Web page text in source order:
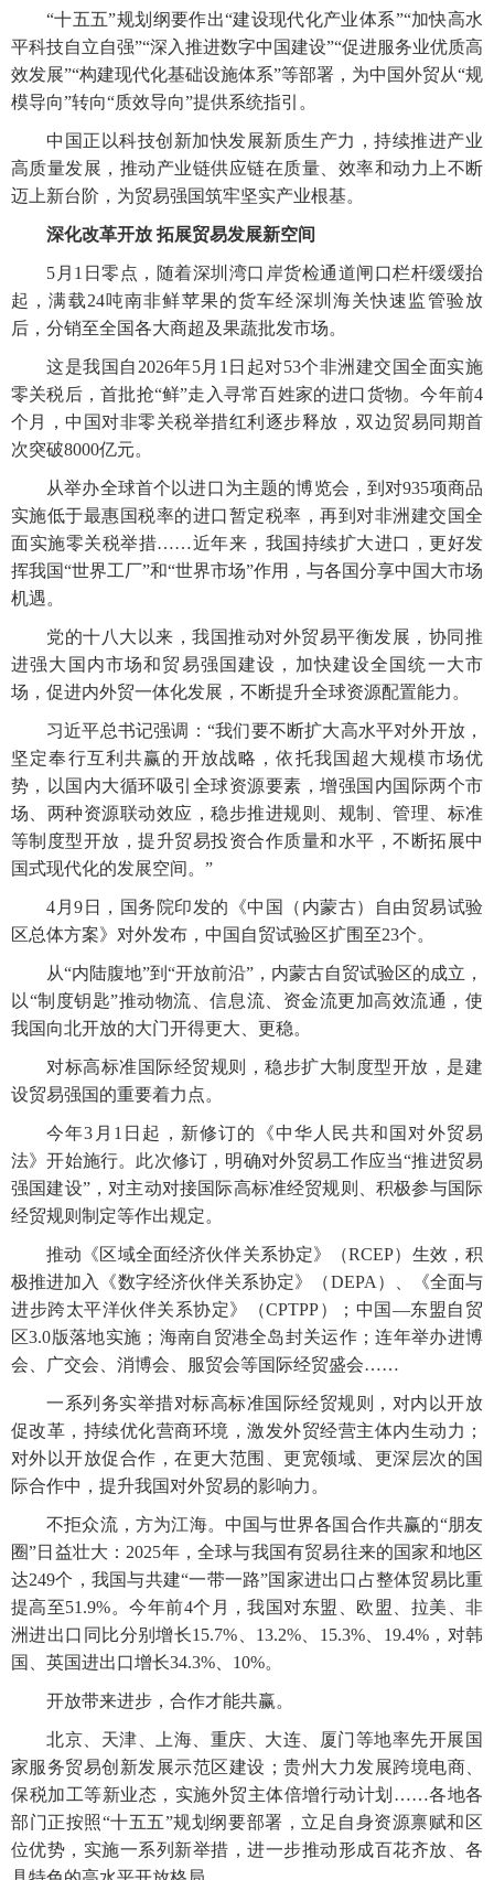
“十五五”规划纲要作出“建设现代化产业体系”“加快高水
平科技自立自强”“深入推进数字中国建设”“促进服务业优质高
效发展”“构建现代化基础设施体系”等部署，为中国外贸从“规
模导向”转向“质效导向”提供系统指引。
中国正以科技创新加快发展新质生产力，持续推进产业
高质量发展，推动产业链供应链在质量、效率和动力上不断
迈上新台阶，为贸易强国筑牢坚实产业根基。
深化改革开放 拓展贸易发展新空间
5月1日零点，随着深圳湾口岸货检通道闸口栏杆缓缓抬
起，满载24吨南非鲜苹果的货车经深圳海关快速监管验放
后，分销至全国各大商超及果蔬批发市场。
这是我国自2026年5月1日起对53个非洲建交国全面实施
零关税后，首批抢“鲜”走入寻常百姓家的进口货物。今年前4
个月，中国对非零关税举措红利逐步释放，双边贸易同期首
次突破8000亿元。
从举办全球首个以进口为主题的博览会，到对935项商品
实施低于最惠国税率的进口暂定税率，再到对非洲建交国全
面实施零关税举措……近年来，我国持续扩大进口，更好发
挥我国“世界工厂”和“世界市场”作用，与各国分享中国大市场
机遇。
党的十八大以来，我国推动对外贸易平衡发展，协同推
进强大国内市场和贸易强国建设，加快建设全国统一大市
场，促进内外贸一体化发展，不断提升全球资源配置能力。
习近平总书记强调：“我们要不断扩大高水平对外开放，
坚定奉行互利共赢的开放战略，依托我国超大规模市场优
势，以国内大循环吸引全球资源要素，增强国内国际两个市
场、两种资源联动效应，稳步推进规则、规制、管理、标准
等制度型开放，提升贸易投资合作质量和水平，不断拓展中
国式现代化的发展空间。”
4月9日，国务院印发的《中国（内蒙古）自由贸易试验
区总体方案》对外发布，中国自贸试验区扩围至23个。
从“内陆腹地”到“开放前沿”，内蒙古自贸试验区的成立，
以“制度钥匙”推动物流、信息流、资金流更加高效流通，使
我国向北开放的大门开得更大、更稳。
对标高标准国际经贸规则，稳步扩大制度型开放，是建
设贸易强国的重要着力点。
今年3月1日起，新修订的《中华人民共和国对外贸易
法》开始施行。此次修订，明确对外贸易工作应当“推进贸易
强国建设”，对主动对接国际高标准经贸规则、积极参与国际
经贸规则制定等作出规定。
推动《区域全面经济伙伴关系协定》（RCEP）生效，积
极推进加入《数字经济伙伴关系协定》（DEPA）、《全面与
进步跨太平洋伙伴关系协定》（CPTPP）；中国—东盟自贸
区3.0版落地实施；海南自贸港全岛封关运作；连年举办进博
会、广交会、消博会、服贸会等国际经贸盛会……
一系列务实举措对标高标准国际经贸规则，对内以开放
促改革，持续优化营商环境，激发外贸经营主体内生动力；
对外以开放促合作，在更大范围、更宽领域、更深层次的国
际合作中，提升我国对外贸易的影响力。
不拒众流，方为江海。中国与世界各国合作共赢的“朋友
圈”日益壮大：2025年，全球与我国有贸易往来的国家和地区
达249个，我国与共建“一带一路”国家进出口占整体贸易比重
提高至51.9%。今年前4个月，我国对东盟、欧盟、拉美、非
洲进出口同比分别增长15.7%、13.2%、15.3%、19.4%，对韩
国、英国进出口增长34.3%、10%。
开放带来进步，合作才能共赢。
北京、天津、上海、重庆、大连、厦门等地率先开展国
家服务贸易创新发展示范区建设；贵州大力发展跨境电商、
保税加工等新业态，实施外贸主体倍增行动计划……各地各
部门正按照“十五五”规划纲要部署，立足自身资源禀赋和区
位优势，实施一系列新举措，进一步推动形成百花齐放、各